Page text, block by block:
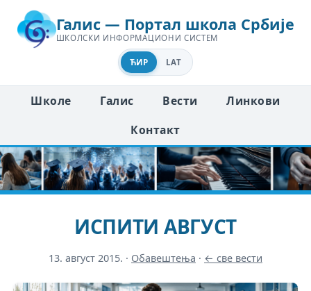
Галис — Портал школа Србије
ШКОЛСКИ ИНФОРМАЦИОНИ СИСТЕМ
ЋИР LAT
Школе Галис Вести
Линкови
Контакт
ИСПИТИ АВГУСТ
13. август 2015. · Обавештења · ← све вести